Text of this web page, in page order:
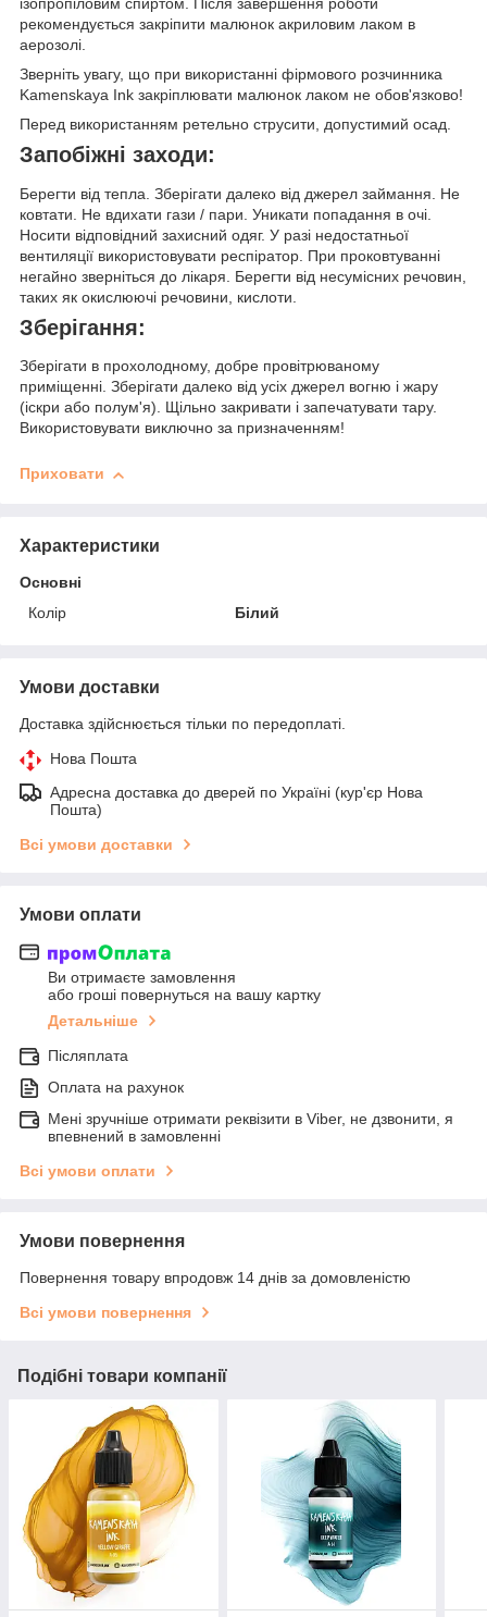
рекомендується закріпити малюнок акриловим лаком в
аерозолі.
Зверніть увагу, що при використанні фірмового розчинника
Kamenskaya Ink закріплювати малюнок лаком не обов'язково!
Перед використанням ретельно струсити, допустимий осад.
Запобіжні заходи:
Берегти від тепла. Зберігати далеко від джерел займання. Не
ковтати. Не вдихати гази / пари. Уникати попадання в очі.
Носити відповідний захисний одяг. У разі недостатньої
вентиляції використовувати респіратор. При проковтуванні
негайно зверніться до лікаря. Берегти від несумісних речовин,
таких як окислюючі речовини, кислоти.
Зберігання:
Зберігати в прохолодному, добре провітрюваному
приміщенні. Зберігати далеко від усіх джерел вогню і жару
(іскри або полум'я). Щільно закривати і запечатувати тару.
Використовувати виключно за призначенням!
Приховати
Характеристики
Основні
Колір
Білий
Умови доставки
Доставка здійснюється тільки по передоплаті.
Нова Пошта
Адресна доставка до дверей по Україні (кур'єр Нова
Пошта)
Всі умови доставки
Умови оплати
Ви отримаєте замовлення
або гроші повернуться на вашу картку
Детальніше
Післяплата
Оплата на рахунок
Мені зручніше отримати реквізити в Viber, не дзвонити, я
впевнений в замовленні
Всі умови оплати
Умови повернення
Повернення товару впродовж 14 днів за домовленістю
Всі умови повернення
Подібні товари компанії